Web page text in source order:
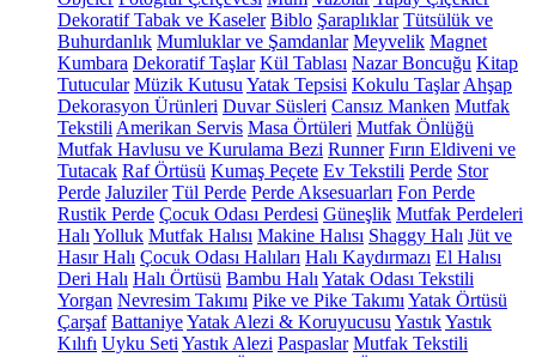
Dekoratif Tabak ve Kaseler Biblo Şaraplıklar Tütsülük ve
Buhurdanlık Mumluklar ve Şamdanlar Meyvelik Magnet
Kumbara Dekoratif Taşlar Kül Tablası Nazar Boncuğu Kitap
Tutucular Müzik Kutusu Yatak Tepsisi Kokulu Taşlar Ahşap
Dekorasyon Ürünleri Duvar Süsleri Cansız Manken Mutfak
Tekstili Amerikan Servis Masa Örtüleri Mutfak Önlüğü
Mutfak Havlusu ve Kurulama Bezi Runner Fırın Eldiveni ve
Tutacak Raf Örtüsü Kumaş Peçete Ev Tekstili Perde Stor
Perde Jaluziler Tül Perde Perde Aksesuarları Fon Perde
Rustik Perde Çocuk Odası Perdesi Güneşlik Mutfak Perdeleri
Halı Yolluk Mutfak Halısı Makine Halısı Shaggy Halı Jüt ve
Hasır Halı Çocuk Odası Halıları Halı Kaydırmazı El Halısı
Deri Halı Halı Örtüsü Bambu Halı Yatak Odası Tekstili
Yorgan Nevresim Takımı Pike ve Pike Takımı Yatak Örtüsü
Çarşaf BattaniyeYatak Alezi & Koruyucusu YastıkYastık
Kılıfı Uyku Seti Yastık Alezi Paspaslar Mutfak Tekstili